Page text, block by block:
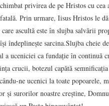
privirea de pe Hristos cu
Prin urmare, Iisus Hristos le
ascultă este în slujba salvării
îndeplinește sarcina.Slujba cheie
a uceniciei ca fundație în continuă
crucii, botezul capătă semnificația
ne ucenici la toate popoarele,
surorilor noastre creștine,